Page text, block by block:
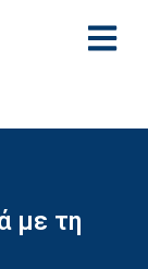
με τη